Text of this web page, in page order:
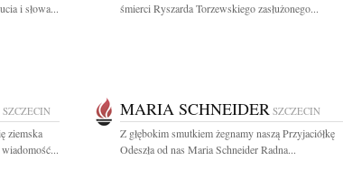
i słowa...
śmierci Ryszarda Torzewskiego zasłużonego...
SZCZECIN
ziemska
MARIA SCHNEIDER SZCZECIN
Z głębokim smutkiem żegnamy naszą Przyjaciółkę
Odeszła od nas Maria Schneider Radna...